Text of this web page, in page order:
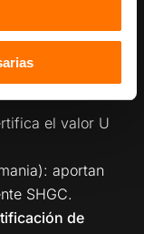
cumple los
y
de bajo
como:
el valor U
aportan
SHGC.
de